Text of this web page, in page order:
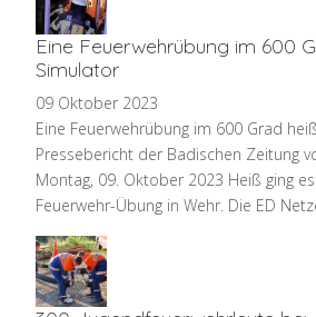
Eine Feuerwehrübung im 600
Simulator
09 Oktober 2023
Eine Feuerwehrübung im 600 Grad
Pressebericht der Badischen Zeitung
Montag, 09. Oktober 2023 Heiß ging
Feuerwehr-Übung in Wehr. Die ED